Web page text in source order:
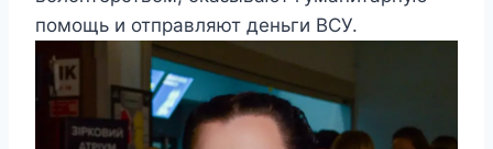
помощь и отправляют деньги ВСУ.